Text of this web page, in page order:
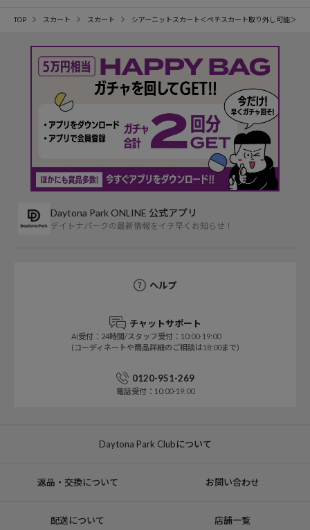
TOP スカート スカート シアーニットスカート＜ペチスカート取り外し可能＞
Daytona Park ONLINE 公式アプリ
デイトナパークの最新情報をイチ早くお知らせ！
ヘルプ
チャットサポート
AI受付：24時間/スタッフ受付：10:00-19:00
(コーディネートや商品詳細のご相談は18:00まで)
0120-951-269
電話受付：10:00-19:00
Daytona Park Clubについて
返品・交換について お問い合わせ
配送について 店舗一覧